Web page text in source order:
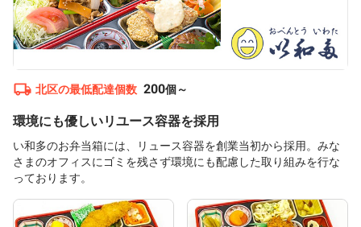
北区の最低配達個数 200個～
環境にも優しいリユース容器を採用
い和多のお弁当箱には、リュース容器を創業当初から採用。みな
さまのオフィスにゴミを残さず環境にも配慮した取り組みを行な
っております。